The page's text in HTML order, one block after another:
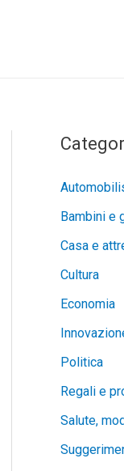
Bambini e
Casa e
Cultura
Economia
Politica
Regali e
Salute,